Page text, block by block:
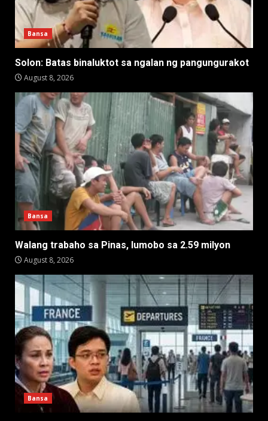
Bansa
Solon: Batas binaluktot sa ngalan ng pangungurakot
August 8, 2026
Bansa
Walang trabaho sa Pinas, lumobo sa 2.59 milyon
August 8, 2026
Bansa